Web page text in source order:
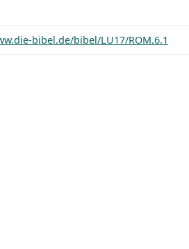
bibel.de/bibel/LU17/ROM.6.1